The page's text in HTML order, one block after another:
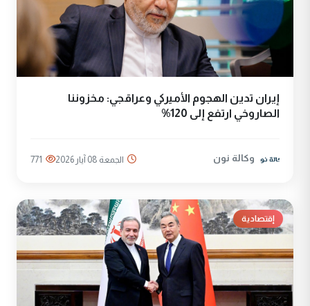
إيران تدين الهجوم الأميركي وعراقجي: مخزوننا
الصاروخي ارتفع إلى 120%
وكالة نون الجمعة 08 آيار 2026 771
إقتصادية